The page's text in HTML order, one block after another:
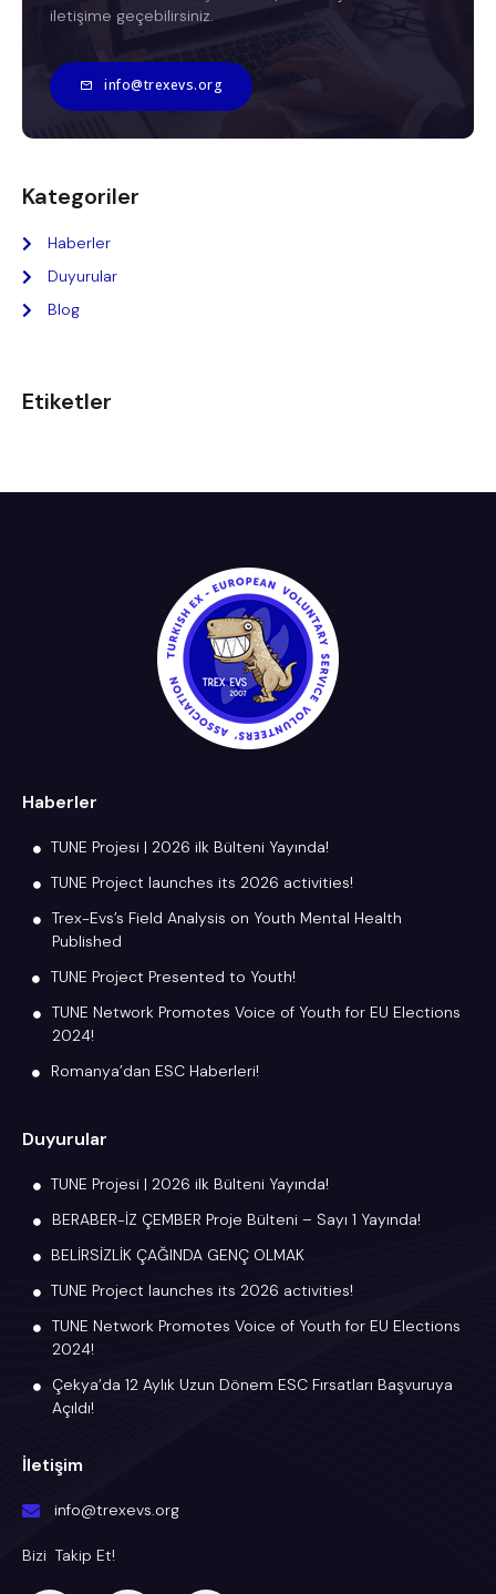
iletişime geçebilirsiniz.
info@trexevs.org
Kategoriler
Haberler
Duyurular
Blog
Etiketler
Haberler
TUNE Projesi | 2026 ilk Bülteni Yayında!
TUNE Project launches its 2026 activities!
Trex-Evs’s Field Analysis on Youth Mental Health
Published
TUNE Project Presented to Youth!
TUNE Network Promotes Voice of Youth for EU Elections
2024!
Romanya’dan ESC Haberleri!
Duyurular
TUNE Projesi | 2026 ilk Bülteni Yayında!
BERABER-İZ ÇEMBER Proje Bülteni – Sayı 1 Yayında!
BELİRSİZLİK ÇAĞINDA GENÇ OLMAK
TUNE Project launches its 2026 activities!
TUNE Network Promotes Voice of Youth for EU Elections
2024!
Çekya’da 12 Aylık Uzun Dönem ESC Fırsatları Başvuruya
Açıldı!
İletişim
info@trexevs.org
Bizi Takip Et!